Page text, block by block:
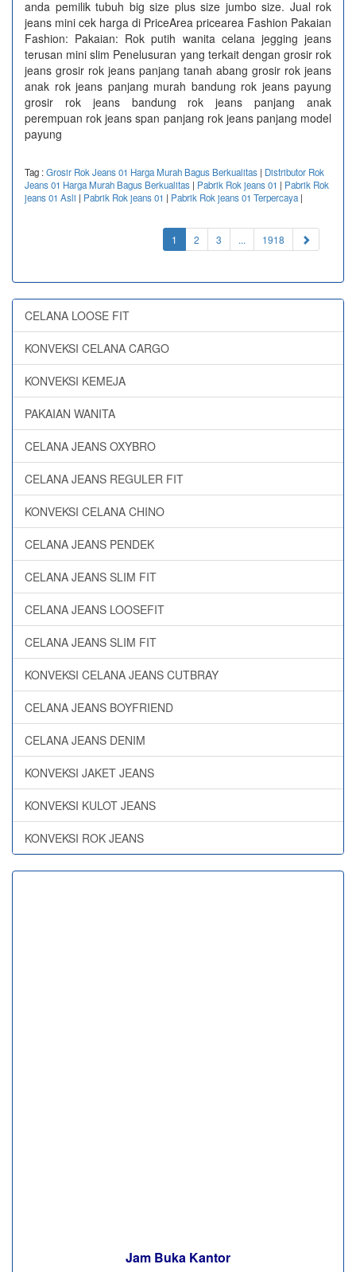
anda pemilik tubuh big size plus size jumbo size. Jual rok
jeans mini cek harga di PriceArea pricearea Fashion Pakaian
Fashion: Pakaian: Rok putih wanita celana jegging jeans
terusan mini slim Penelusuran yang terkait dengan grosir rok
jeans grosir rok jeans panjang tanah abang grosir rok jeans
anak rok jeans panjang murah bandung rok jeans payung
grosir rok jeans bandung rok jeans panjang anak
perempuan rok jeans span panjang rok jeans panjang model
payung
Tag :Grosir Rok Jeans 01 Harga Murah Bagus Berkualitas | Distributor Rok
Jeans 01 Harga Murah Bagus Berkualitas | Pabrik Rok jeans 01 | Pabrik Rok
jeans 01 Asli | Pabrik Rok jeans 01 | Pabrik Rok jeans 01 Terpercaya |
1 (current)
2 3 ... 1918
CELANA LOOSE FIT
KONVEKSI CELANA CARGO
KONVEKSI KEMEJA
PAKAIAN WANITA
CELANA JEANS OXYBRO
CELANA JEANS REGULER FIT
KONVEKSI CELANA CHINO
CELANA JEANS PENDEK
CELANA JEANS SLIM FIT
CELANA JEANS LOOSEFIT
CELANA JEANS SLIM FIT
KONVEKSI CELANA JEANS CUTBRAY
CELANA JEANS BOYFRIEND
CELANA JEANS DENIM
KONVEKSI JAKET JEANS
KONVEKSI KULOT JEANS
KONVEKSI ROK JEANS
Jam Buka Kantor